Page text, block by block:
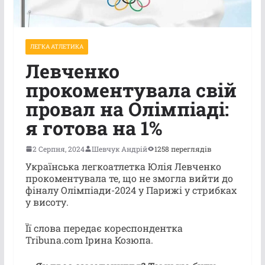
ЛЕГКА АТЛЕТИКА
Левченко
прокоментувала свій
провал на Олімпіаді:
я готова на 1%
2 Серпня, 2024 Шевчук Андрій 1258 переглядів
Українська легкоатлетка Юлія Левченко
прокоментувала те, що не змогла вийти до
фіналу Олімпіади-2024 у Парижі у стрибках
у висоту.
Її слова передає кореспондентка
Tribuna.com Ірина Козюпа.